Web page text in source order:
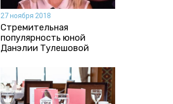
27 ноября 2018
Стремительная
популярность юной
Данэлии Тулешовой